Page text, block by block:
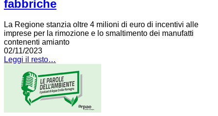
fabbriche
La Regione stanzia oltre 4 milioni di euro di incentivi alle
imprese per la rimozione e lo smaltimento dei manufatti
contenenti amianto
02/11/2023
Leggi il resto…